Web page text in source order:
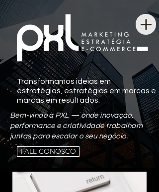
Transformamos ideias em
estratégias, estratégias em marcas e
marcas em resultados.
Bem-vindo à PXL — onde inovação,
performance e criatividade trabalham
juntas para escalar o seu negócio.
FALE CONOSCO